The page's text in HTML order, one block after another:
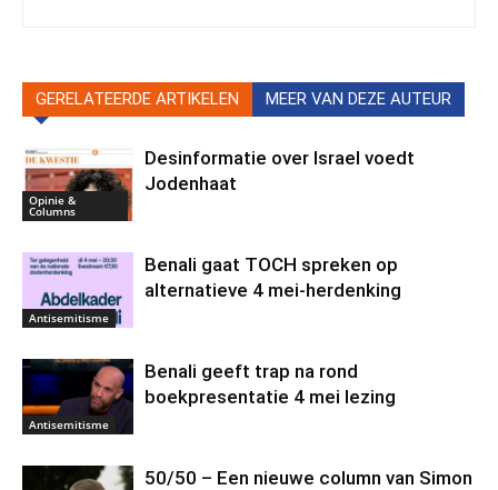
GERELATEERDE ARTIKELEN MEER VAN DEZE AUTEUR
Opinie &
Columns
Desinformatie over Israel voedt
Jodenhaat
Antisemitisme
Benali gaat TOCH spreken op
alternatieve 4 mei-herdenking
Antisemitisme
Benali geeft trap na rond
boekpresentatie 4 mei lezing
50/50 – Een nieuwe column van Simon